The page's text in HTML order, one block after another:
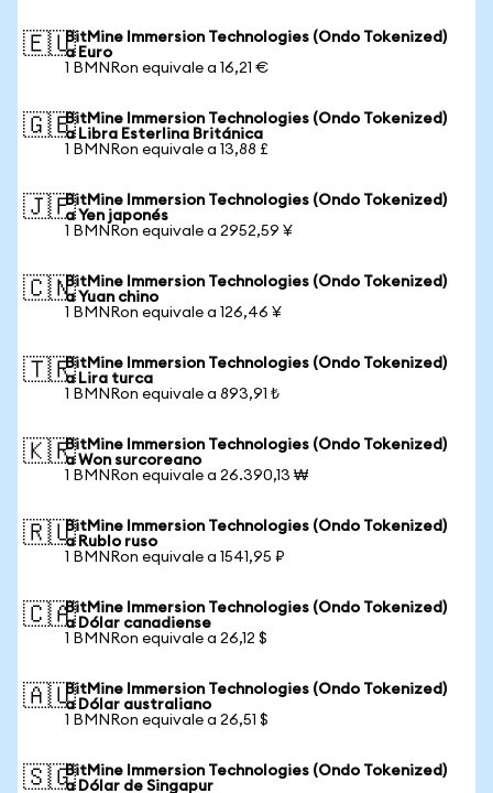
🇪🇺BitMine Immersion Technologies (Ondo Tokenized)
a Euro
1 BMNRon equivale a 16,21 €
🇬🇧BitMine Immersion Technologies (Ondo Tokenized)
a Libra Esterlina Británica
1 BMNRon equivale a 13,88 £
🇯🇵BitMine Immersion Technologies (Ondo Tokenized)
a Yen japonés
1 BMNRon equivale a 2952,59 ¥
🇨🇳BitMine Immersion Technologies (Ondo Tokenized)
a Yuan chino
1 BMNRon equivale a 126,46 ¥
🇹🇷BitMine Immersion Technologies (Ondo Tokenized)
a Lira turca
1 BMNRon equivale a 893,91 ₺
🇰🇷BitMine Immersion Technologies (Ondo Tokenized)
a Won surcoreano
1 BMNRon equivale a 26.390,13 ₩
🇷🇺BitMine Immersion Technologies (Ondo Tokenized)
a Rublo ruso
1 BMNRon equivale a 1541,95 ₽
🇨🇦BitMine Immersion Technologies (Ondo Tokenized)
a Dólar canadiense
1 BMNRon equivale a 26,12 $
🇦🇺BitMine Immersion Technologies (Ondo Tokenized)
a Dólar australiano
1 BMNRon equivale a 26,51 $
🇸🇬BitMine Immersion Technologies (Ondo Tokenized)
a Dólar de Singapur